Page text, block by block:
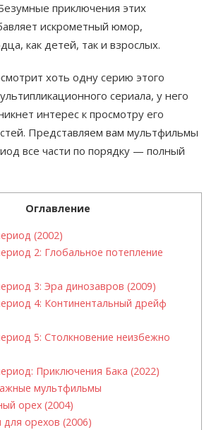
приключения этих
искрометный юмор,
как детей, так и взрослых.
хоть одну серию этого
сериала, у него
интерес к просмотру его
Представляем вам мультфильмы
все части по порядку — полный
Оглавление
(2002)
2: Глобальное потепление
3: Эра динозавров (2009)
4: Континентальный дрейф
5: Столкновение неизбежно
Приключения Бака (2022)
мультфильмы
орех (2004)
орехов (2006)